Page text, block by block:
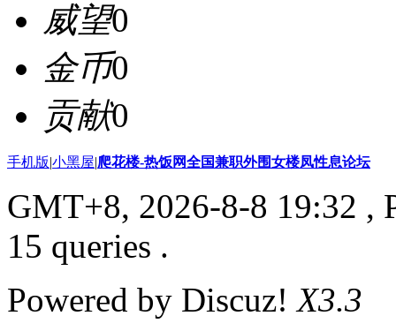
威望0
金币0
贡献0
手机版|小黑屋|爬花楼-热饭网全国兼职外围女楼凤性息论坛
GMT+8, 2026-8-8 19:32 ,
15 queries .
Powered by Discuz!X3.3